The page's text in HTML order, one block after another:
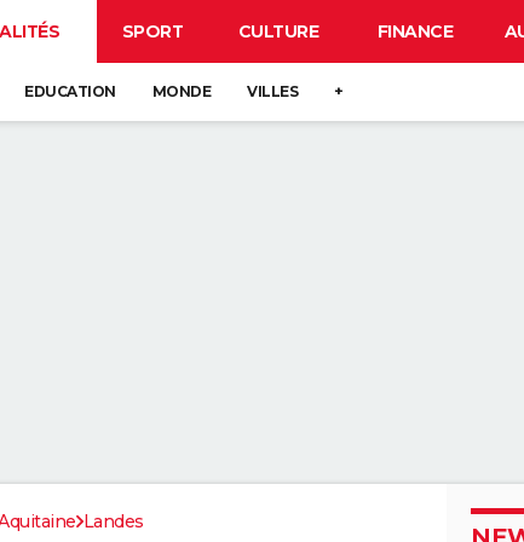
SPORT CULTURE FINANCE
EDUCATION MONDE VILLES +
Landes